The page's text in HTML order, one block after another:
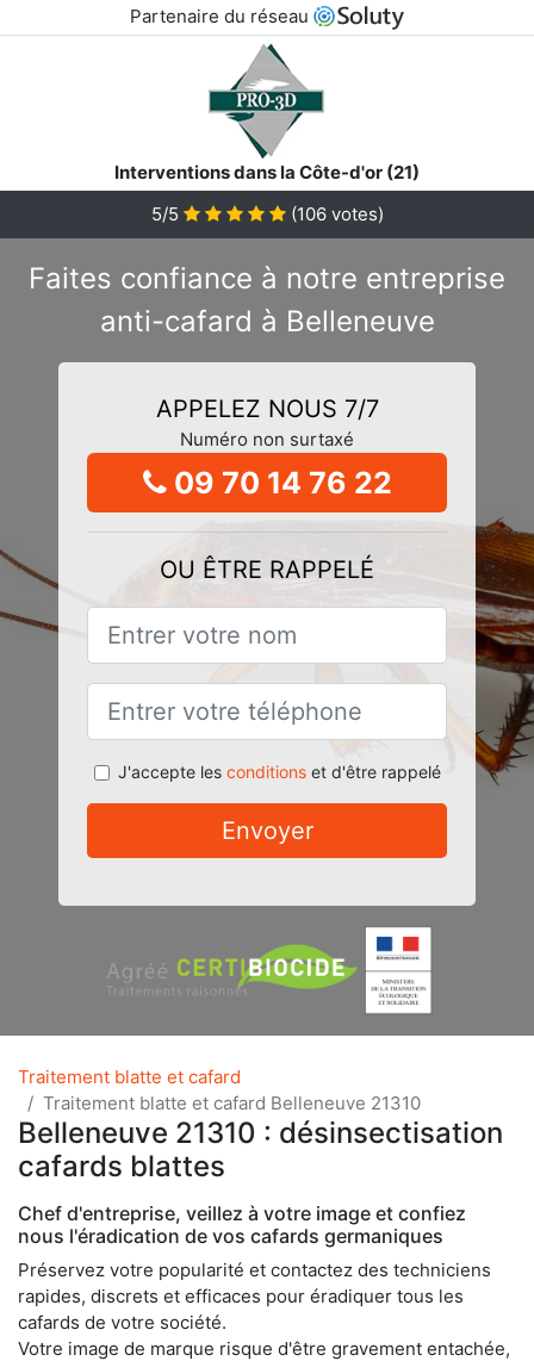
Partenaire du réseau
Interventions dans la Côte-d'or (21)
5/5
(106votes)
Faites confiance à notre entreprise
anti-cafard à Belleneuve
APPELEZ NOUS 7/7
Numéro non surtaxé
09 70 14 76 22
OU ÊTRE RAPPELÉ
J'accepte les conditionset d'être rappelé
Envoyer
Traitement blatte et cafard
Traitement blatte et cafard Belleneuve 21310
Belleneuve 21310 : désinsectisation
cafards blattes
Chef d'entreprise, veillez à votre image et confiez
nous l'éradication de vos cafards germaniques
Préservez votre popularité et contactez des techniciens
rapides, discrets et efficaces pour éradiquer tous les
cafards de votre société.
Votre image de marque risque d'être gravement entachée,